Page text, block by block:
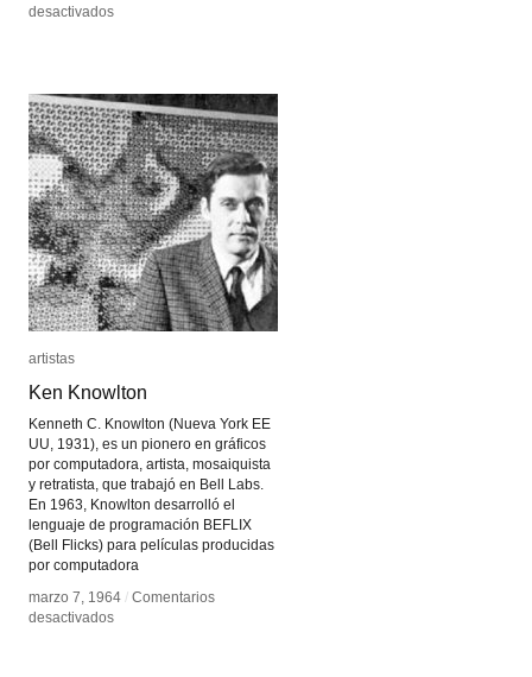
desactivadosen
desactivadosen
artistas
Ken Knowlton
Kenneth C. Knowlton (Nueva York EE
UU, 1931), es un pionero en gráficos
por computadora, artista, mosaiquista
y retratista, que trabajó en Bell Labs.
En 1963, Knowlton desarrolló el
lenguaje de programación BEFLIX
(Bell Flicks) para películas producidas
por computadora
marzo 7, 1964 / Comentarios
desactivadosen
artistas
Ken Knowlton
marzo 7, 1964 / Comentarios
desactivadosen